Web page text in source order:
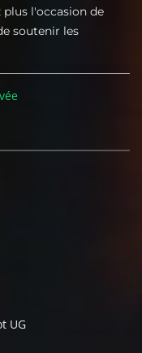
l'occasion de
soutenir les
UG